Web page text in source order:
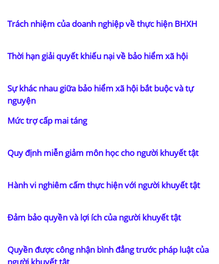
Trách nhiệm của doanh nghiệp về thực hiện BHXH
Thời hạn giải quyết khiếu nại về bảo hiểm xã hội
Sự khác nhau giữa bảo hiểm xã hội bắt buộc và tự
nguyện
Mức trợ cấp mai táng
Quy định miễn giảm môn học cho người khuyết tật
Hành vi nghiêm cấm thực hiện với người khuyết tật
Đảm bảo quyền và lợi ích của người khuyết tật
Quyền được công nhận bình đẳng trước pháp luật của